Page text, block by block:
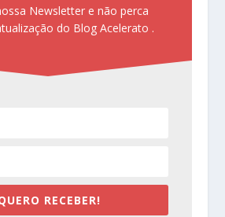
Newsletter e não perca
do Blog Acelerato .
RECEBER!